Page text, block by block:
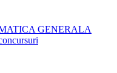
GENERALA